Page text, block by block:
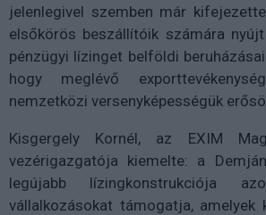
jelenlegivel szemben már
elsőkörös beszállítóik számára
pénzügyi lízinget belföldi
hogy meglévő
nemzetközi versenyképességük
Kisgergely Kornél, az EXIM
vezérigazgatója kiemelte: a
legújabb lízingkonstrukciója
vállalkozásokat támogatja, amelyek